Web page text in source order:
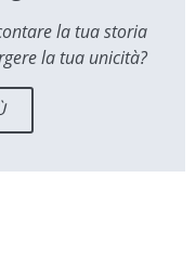
la tua storia
la tua unicità?